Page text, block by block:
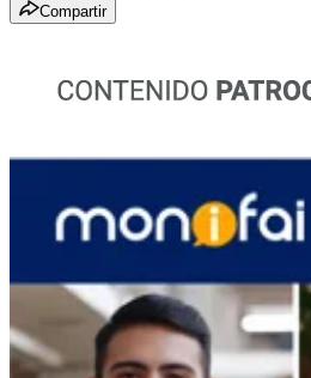
Compartir